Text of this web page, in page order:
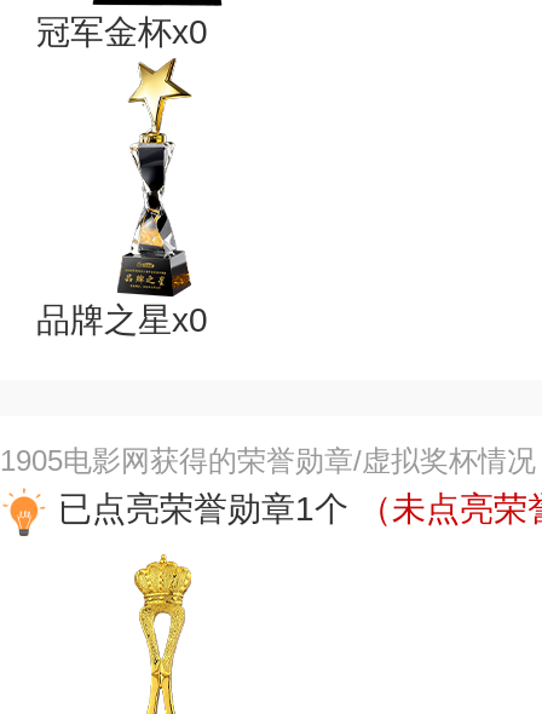
冠军金杯x0
品牌之星x0
1905电影网获得的荣誉勋章/虚拟奖杯情
已点亮荣誉勋章1个 （未点亮